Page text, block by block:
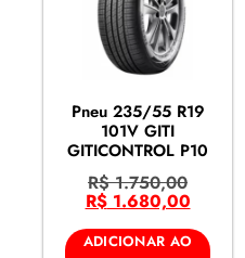
Pneu 235/55 R19
101V GITI
GITICONTROL P10
R$1.750,00
R$1.680,00
ADICIONAR AO